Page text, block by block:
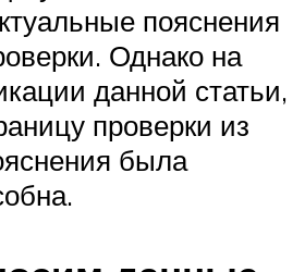
пояснения
Однако на
данной статьи,
проверки из
была